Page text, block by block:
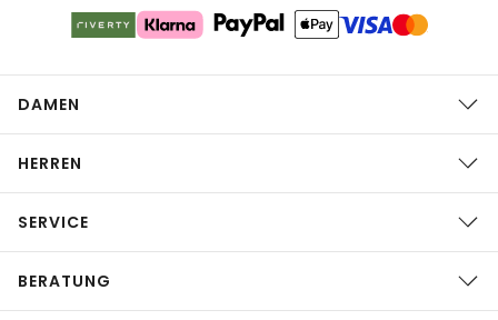
DAMEN
HERREN
SERVICE
BERATUNG